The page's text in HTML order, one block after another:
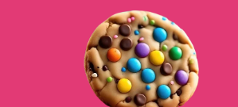
OTRAS PÁGINAS
QUIÉNES SOMOS